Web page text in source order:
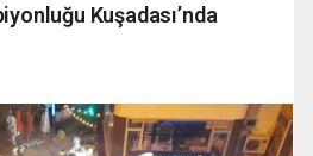
Kuşadası’nda